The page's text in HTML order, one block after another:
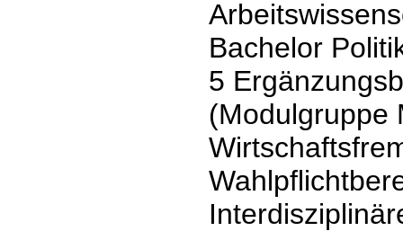
Bachelor
5
(Modulgruppe